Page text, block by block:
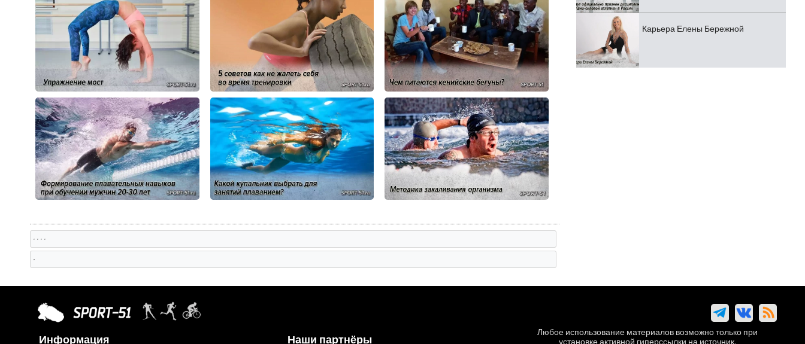
, , , ,
,
Карьера Елены Бережной
Информация Наши партнёры
Любое использование материалов возможно только при